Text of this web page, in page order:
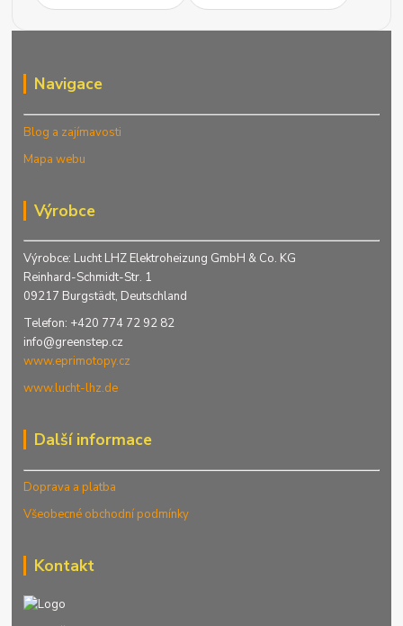
Navigace
Blog a zajímavosti
Mapa webu
Výrobce
Výrobce: Lucht LHZ Elektroheizung GmbH & Co. KG
Reinhard-Schmidt-Str. 1
09217 Burgstädt, Deutschland
Telefon: +420 774 72 92 82
info@greenstep.cz
www.eprimotopy.cz
www.lucht-lhz.de
Další informace
Doprava a platba
Všeobecné obchodní podmínky
Kontakt